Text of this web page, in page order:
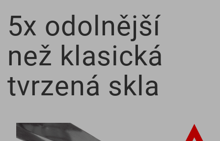
5x odolnější
než klasická
tvrzená skla